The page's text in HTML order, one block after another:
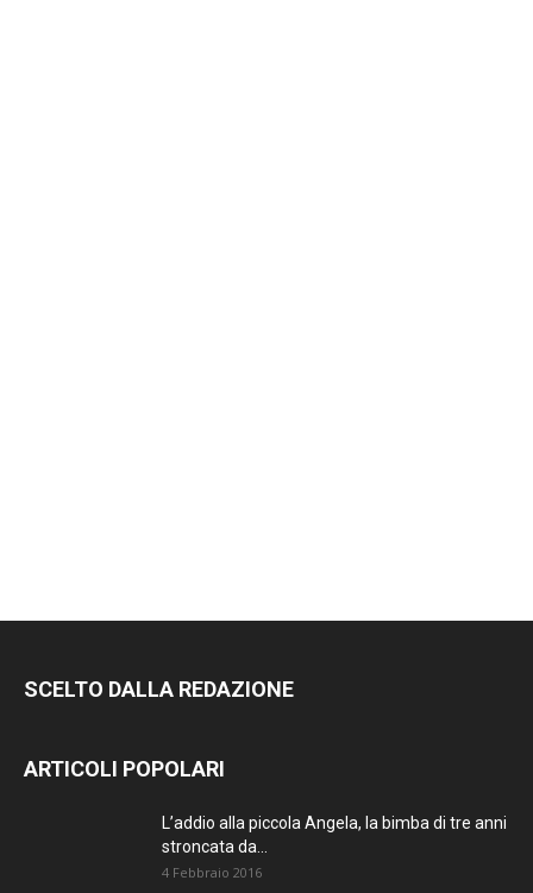
SCELTO DALLA REDAZIONE
ARTICOLI POPOLARI
L’addio alla piccola Angela, la bimba di tre anni
stroncata da...
4 Febbraio 2016